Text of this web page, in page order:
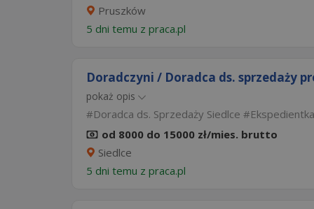
Pruszków
5 dni temu z praca.pl
Doradczyni / Doradca ds. sprzedaży
pokaż opis
Doradca ds. Sprzedaży Siedlce
od 8000 do 15000 zł/mies. brutto
Siedlce
5 dni temu z praca.pl